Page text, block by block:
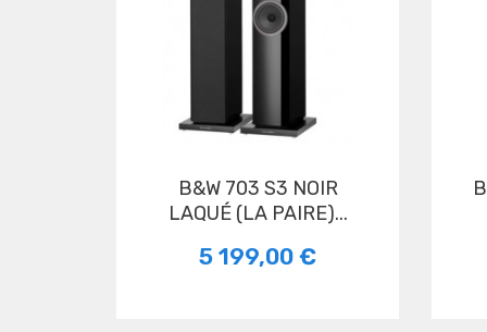
B&W 703 S3 NOIR
LAQUÉ (LA PAIRE)...
5 199,00 €
B&W